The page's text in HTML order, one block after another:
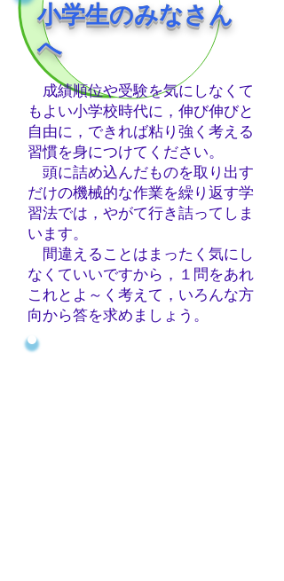
小学生のみなさん
へ
成績順位や受験を気にしなくて
もよい小学校時代に，伸び伸びと
自由に，できれば粘り強く考える
習慣を身につけてください。
頭に詰め込んだものを取り出す
だけの機械的な作業を繰り返す学
習法では，やがて行き詰ってしま
います。
間違えることはまったく気にし
なくていいですから，１問をあれ
これとよ～く考えて，いろんな方
向から答を求めましょう。
「早期学習」「先取り学習」